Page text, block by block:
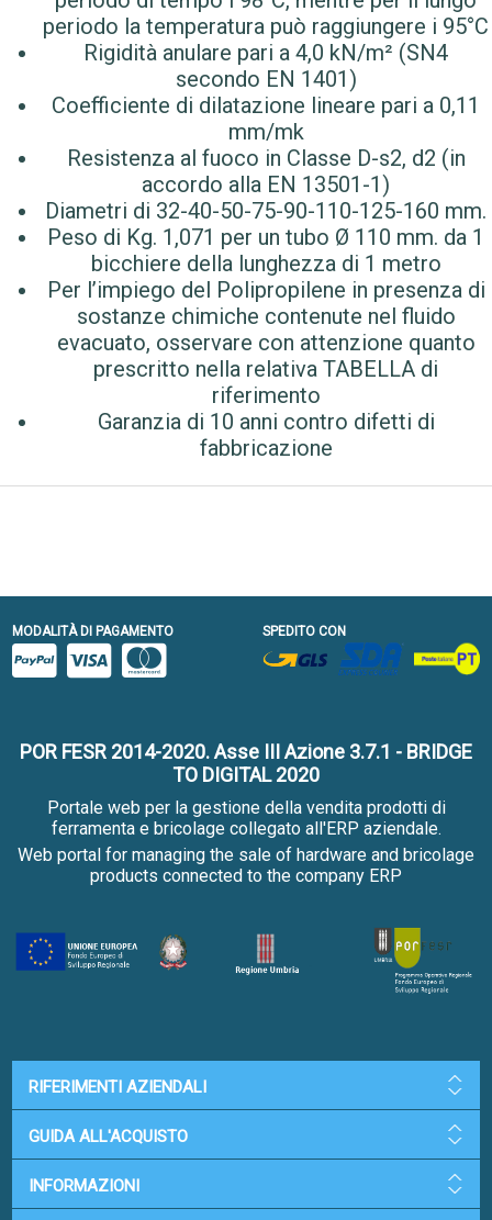
periodo la temperatura può raggiungere i 95°C
Rigidità anulare pari a 4,0 kN/m² (SN4
secondo EN 1401)
Coefficiente di dilatazione lineare pari a 0,11
mm/mk
Resistenza al fuoco in Classe D-s2, d2 (in
accordo alla EN 13501-1)
Diametri di 32-40-50-75-90-110-125-160 mm.
Peso di Kg. 1,071 per un tubo Ø 110 mm. da 1
bicchiere della lunghezza di 1 metro
Per l’impiego del Polipropilene in presenza di
sostanze chimiche contenute nel fluido
evacuato, osservare con attenzione quanto
prescritto nella relativa TABELLA di
riferimento
Garanzia di 10 anni contro difetti di
fabbricazione
MODALITÀ DI PAGAMENTO SPEDITO CON
POR FESR 2014-2020. Asse III Azione 3.7.1 - BRIDGE
TO DIGITAL 2020
Portale web per la gestione della vendita prodotti di
ferramenta e bricolage collegato all'ERP aziendale.
Web portal for managing the sale of hardware and bricolage
products connected to the company ERP
RIFERIMENTI AZIENDALI
GUIDA ALL'ACQUISTO
INFORMAZIONI